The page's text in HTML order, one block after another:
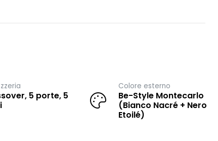
5 porte, 5
Colore esterno
Be-Style Montecarlo
(Bianco Nacré + Nero
Etoilé)